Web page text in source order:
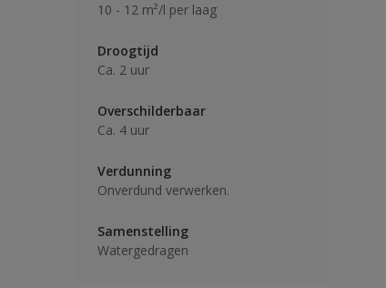
10 - 12 m²/l per laag
Droogtijd
Ca. 2 uur
Overschilderbaar
Ca. 4 uur
Verdunning
Onverdund verwerken.
Samenstelling
Watergedragen